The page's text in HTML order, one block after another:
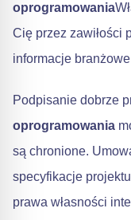
oprogramowania
Cię przez zawiłości
informacje
Podpisanie dobrze
oprogramowania
są chronione.
specyfikacje
prawa własności